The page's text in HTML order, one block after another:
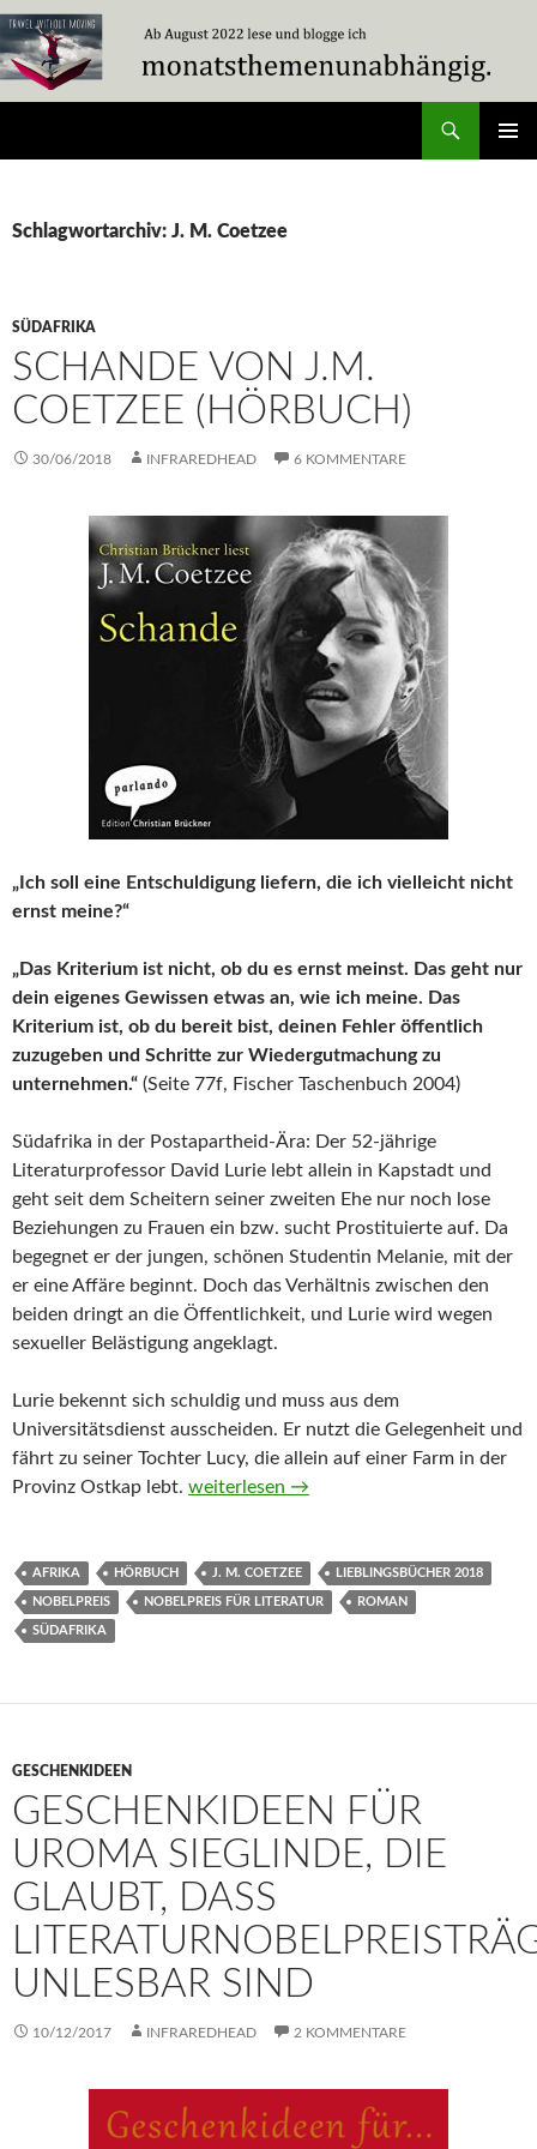
Zum
Inhalt
springen
Schlagwortarchiv: J. M. Coetzee
SÜDAFRIKA
SCHANDE VON J.M.
COETZEE (HÖRBUCH)
30/06/2018 INFRAREDHEAD 6 KOMMENTARE
„Ich soll eine Entschuldigung liefern, die ich vielleicht nicht
ernst meine?“
„Das Kriterium ist nicht, ob du es ernst meinst. Das geht nur
dein eigenes Gewissen etwas an, wie ich meine. Das
Kriterium ist, ob du bereit bist, deinen Fehler öffentlich
zuzugeben und Schritte zur Wiedergutmachung zu
unternehmen.“ (Seite 77f, Fischer Taschenbuch 2004)
Südafrika in der Postapartheid-Ära: Der 52-jährige
Literaturprofessor David Lurie lebt allein in Kapstadt und
geht seit dem Scheitern seiner zweiten Ehe nur noch lose
Beziehungen zu Frauen ein bzw. sucht Prostituierte auf. Da
begegnet er der jungen, schönen Studentin Melanie, mit der
er eine Affäre beginnt. Doch das Verhältnis zwischen den
beiden dringt an die Öffentlichkeit, und Lurie wird wegen
sexueller Belästigung angeklagt.
Lurie bekennt sich schuldig und muss aus dem
Universitätsdienst ausscheiden. Er nutzt die Gelegenheit und
fährt zu seiner Tochter Lucy, die allein auf einer Farm in der
Provinz Ostkap lebt. Schande von J.M. Coetzee (Hörbuch)
weiterlesen →
AFRIKA HÖRBUCH J. M. COETZEE LIEBLINGSBÜCHER 2018
NOBELPREIS NOBELPREIS FÜR LITERATUR ROMAN
SÜDAFRIKA
GESCHENKIDEEN
GESCHENKIDEEN FÜR
UROMA SIEGLINDE, DIE
GLAUBT, DASS
UNLESBAR SIND
10/12/2017 INFRAREDHEAD 2 KOMMENTARE